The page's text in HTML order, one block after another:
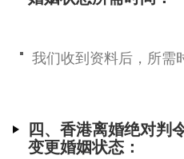
我们收到资料后，所需
四、香港离婚绝对判
变更婚姻状态：